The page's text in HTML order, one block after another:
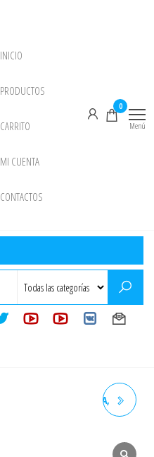
INICIO
PRODUCTOS
CARRITO
MI CUENTA
CONTACTOS
0
Menú
REDUCCIÓN CONCÉNTRICA,